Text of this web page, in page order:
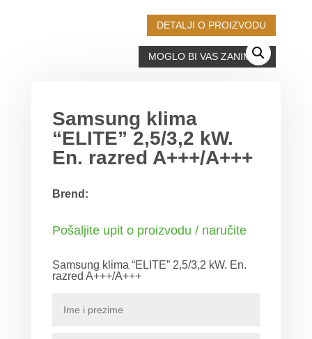
DETALJI O PROIZVODU
MOGLO BI VAS ZANIMATI
Samsung klima
“ELITE” 2,5/3,2 kW.
En. razred A+++/A+++
Brend:
Pošaljite upit o proizvodu / naručite
Samsung klima “ELITE” 2,5/3,2 kW. En.
razred A+++/A+++